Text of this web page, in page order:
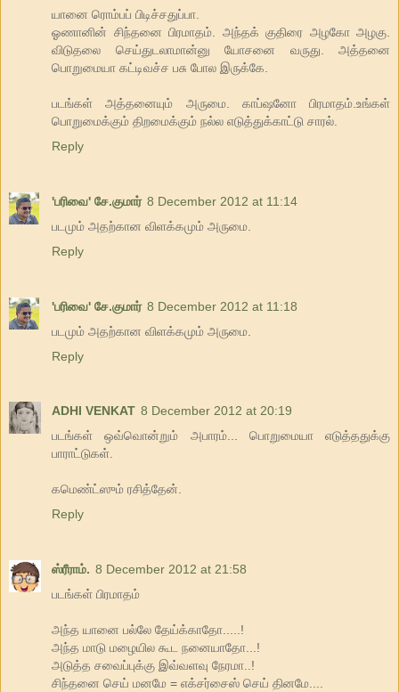
யானை ரொம்பப் பிடிச்சதுப்பா.
ஓணானின் சிந்தனை பிரமாதம். அந்தக் குதிரை அழகோ அழகு.
விடுதலை செய்துடலாமான்னு யோசனை வருது. அத்தனை
பொறுமையா கட்டிவச்ச பசு போல இருக்கே.
படங்கள் அத்தனையும் அருமை. காப்ஷனோ பிரமாதம்.உங்கள்
பொறுமைக்கும் திறமைக்கும் நல்ல எடுத்துக்காட்டு சாரல்.
Reply
'பரிவை' சே.குமார் 8 December 2012 at 11:14
படமும் அதற்கான விளக்கமும் அருமை.
Reply
'பரிவை' சே.குமார் 8 December 2012 at 11:18
படமும் அதற்கான விளக்கமும் அருமை.
Reply
ADHI VENKAT 8 December 2012 at 20:19
படங்கள் ஒவ்வொன்றும் அபாரம்... பொறுமையா எடுத்ததுக்கு
பாராட்டுகள்.
கமெண்ட்ஸும் ரசித்தேன்.
Reply
ஸ்ரீராம். 8 December 2012 at 21:58
படங்கள் பிரமாதம்
அந்த யானை பல்லே தேய்க்காதோ.....!
அந்த மாடு மழையில கூட நனையாதோ...!
அடுத்த சவைப்புக்கு இவ்வளவு நேரமா..!
சிந்தனை செய் மனமே = எக்சர்சைஸ் செய் தினமே....